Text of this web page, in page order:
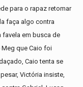
para o rapaz retomar
faça algo contra
favela em busca de
Meg que Caio foi
Caio tenta se
Victória insiste,